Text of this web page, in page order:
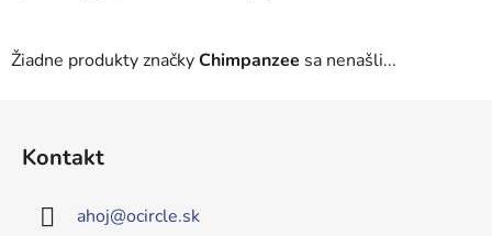
Žiadne produkty značkyChimpanzee sa nenašli...
Kontakt
ahoj@ocircle.sk